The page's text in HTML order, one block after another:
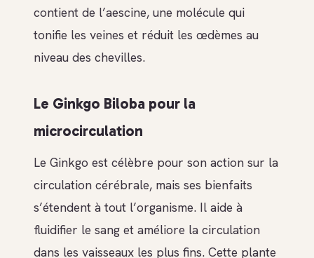
contient de l’aescine, une molécule qui
tonifie les veines et réduit les œdèmes au
niveau des chevilles.
Le Ginkgo Biloba pour la
microcirculation
Le Ginkgo est célèbre pour son action sur la
circulation cérébrale, mais ses bienfaits
s’étendent à tout l’organisme. Il aide à
fluidifier le sang et améliore la circulation
dans les vaisseaux les plus fins. Cette plante